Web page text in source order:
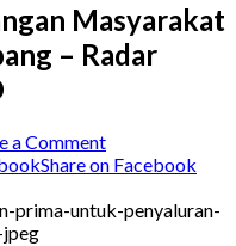
Masyarakat
– Radar
a Comment
Share on Facebook